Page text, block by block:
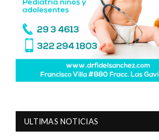
ULTIMAS NOTICIAS